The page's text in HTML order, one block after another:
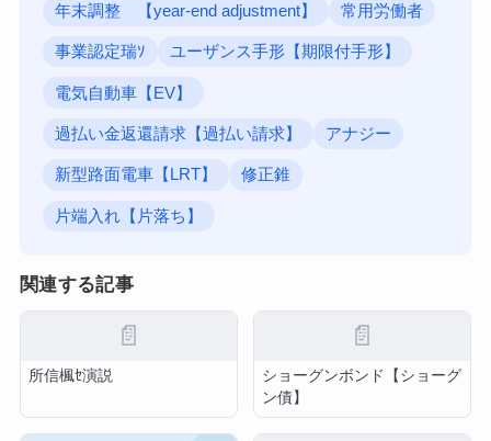
年末調整 【year-end adjustment】 常用労働者
事業認定瑞ｿ ユーザンス手形【期限付手形】
電気自動車【EV】
過払い金返還請求【過払い請求】 アナジー
新型路面電車【LRT】 修正錐
片端入れ【片落ち】
関連する記事
📄
所信楓ｾ演説
📄
ショーグンボンド【ショーグ
ン債】